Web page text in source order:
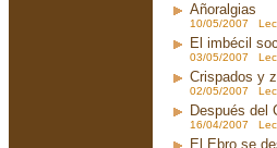
Añoralgias
10/05/2007
El imbécil
03/05/2007
Crispados y
02/05/2007
Después del
16/04/2007
El Ebro se